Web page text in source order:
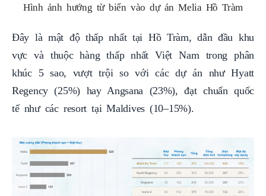
Hình ảnh hướng từ biển vào dự án Melia Hồ Tràm
Đây là mật độ thấp nhất tại Hồ Tràm, dẫn đầu khu
vực và thuộc hàng thấp nhất Việt Nam trong phân
khúc 5 sao, vượt trội so với các dự án như Hyatt
Regency (25%) hay Angsana (23%), đạt chuẩn quốc
tế như các resort tại Maldives (10–15%).